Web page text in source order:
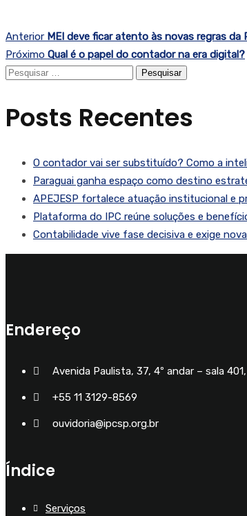
Anterior MEI deve ficar atento às novas regras
Próximo Qual é o papel do contador na era digital?
Pesquisar
Posts Recentes
O contador vai ser substituído? Como a
Paraguai ganha espaço como destino
APEJESP fortalece atuação institucional e
Plataforma do IPC reúne soluções e
Contabilidade vive fase decisiva e exige
Endereço
Avenida Paulista, 37, 4º andar – sala
+55 11 3129-8569
ouvidoria@ipcsp.org.br
Índice
Serviços